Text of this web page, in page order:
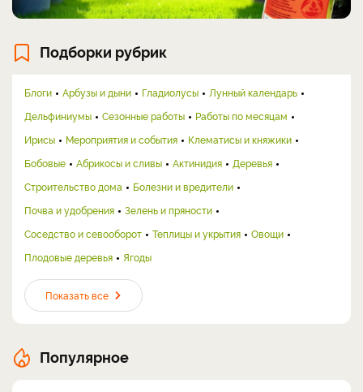
Подборки рубрик
Блоги Арбузы и дыни Гладиолусы
Лунный календарь
Дельфиниумы
Сезонные работы
Работы по месяцам
Ирисы
Мероприятия и события
Клематисы и княжики
Бобовые
Абрикосы и сливы Актинидия
Деревья
Строительство дома
Болезни и вредители
Почва и удобрения
Зелень и пряности
Соседство и севооборот
Теплицы и укрытия
Овощи
Плодовые деревья
Ягоды
Показать все
Популярное